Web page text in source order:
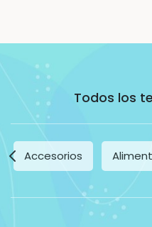
Todos los
Accesorios